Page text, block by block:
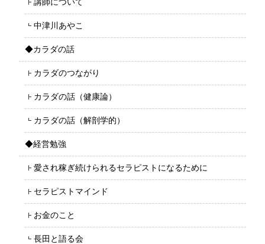
中津川あやこ
◆カラダの話
カラダのつながり
カラダの話（健康論）
カラダの話（解剖学的）
◆経営勉強
愛され稼ぎ続けられるセラピストになるために
セラピストマインド
お金のこと
長田と語る会